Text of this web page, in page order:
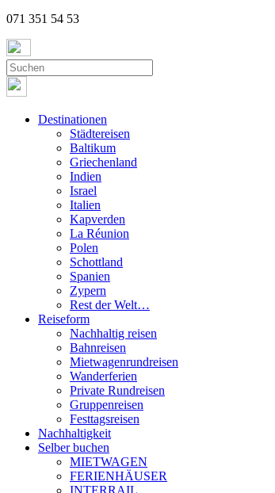
071 351 54 53
Destinationen
Städtereisen
Baltikum
Griechenland
Indien
Israel
Italien
Kapverden
La Réunion
Polen
Schottland
Spanien
Zypern
Rest der Welt…
Reiseform
Nachhaltig reisen
Bahnreisen
Mietwagenrundreisen
Wanderferien
Private Rundreisen
Gruppenreisen
Festtagsreisen
Nachhaltigkeit
Selber buchen
MIETWAGEN
FERIENHÄUSER